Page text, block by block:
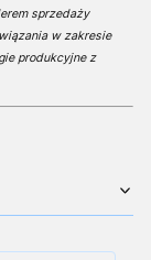
sprzedaży
w zakresie
produkcyjne z